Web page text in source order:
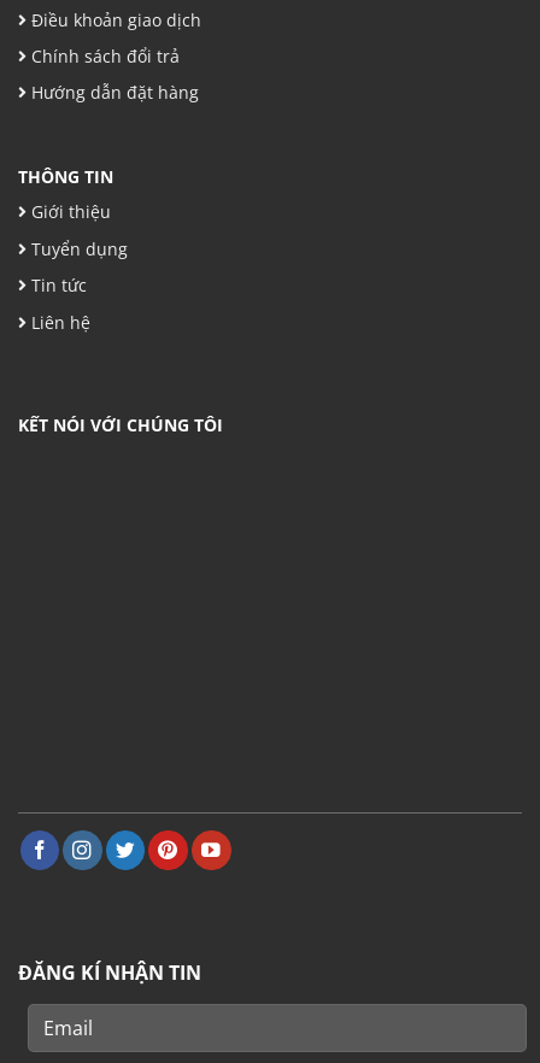
Điều khoản giao dịch
Chính sách đổi trả
Hướng dẫn đặt hàng
THÔNG TIN
Giới thiệu
Tuyển dụng
Tin tức
Liên hệ
KẾT NÓI VỚI CHÚNG TÔI
ĐĂNG KÍ NHẬN TIN